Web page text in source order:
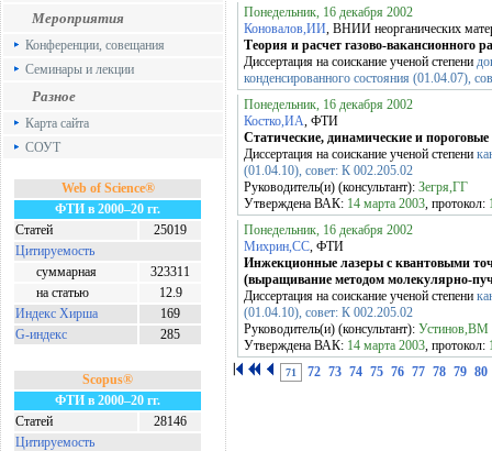
Мероприятия
Конференции, совещания
Семинары и лекции
Разное
Карта сайта
СОУТ
Web of Science®
ФТИ в 2000–20 гг.
Статей
25019
Цитируемость
суммарная
323311
на статью
12.9
Индекс Хирша
169
G-индекс
285
Scopus®
ФТИ в 2000–20 гг.
Статей
28146
Цитируемость
Понедельник, 16 декабря 2002
Коновалов,ИИ, ВНИИ неорганических
Теория и расчет газово-вакансионного
Диссертация на соискание ученой степени
конденсированного состояния (01.04.07),
Понедельник, 16 декабря 2002
Костко,ИА, ФТИ
Статические, динамические и
Диссертация на соискание ученой степени
(01.04.10), совет: К 002.205.02
Руководитель(и) (консультант): Зегря,ГГ
Утверждена ВАК: 14 марта 2003, протокол:
Понедельник, 16 декабря 2002
Михрин,СС, ФТИ
Инжекционные лазеры с квантовыми
(выращивание методом молекулярно-
Диссертация на соискание ученой степени
(01.04.10), совет: К 002.205.02
Руководитель(и) (консультант): Устинов,ВМ
Утверждена ВАК: 14 марта 2003, протокол:
71 72 73 74 75 76 77 78 79 80